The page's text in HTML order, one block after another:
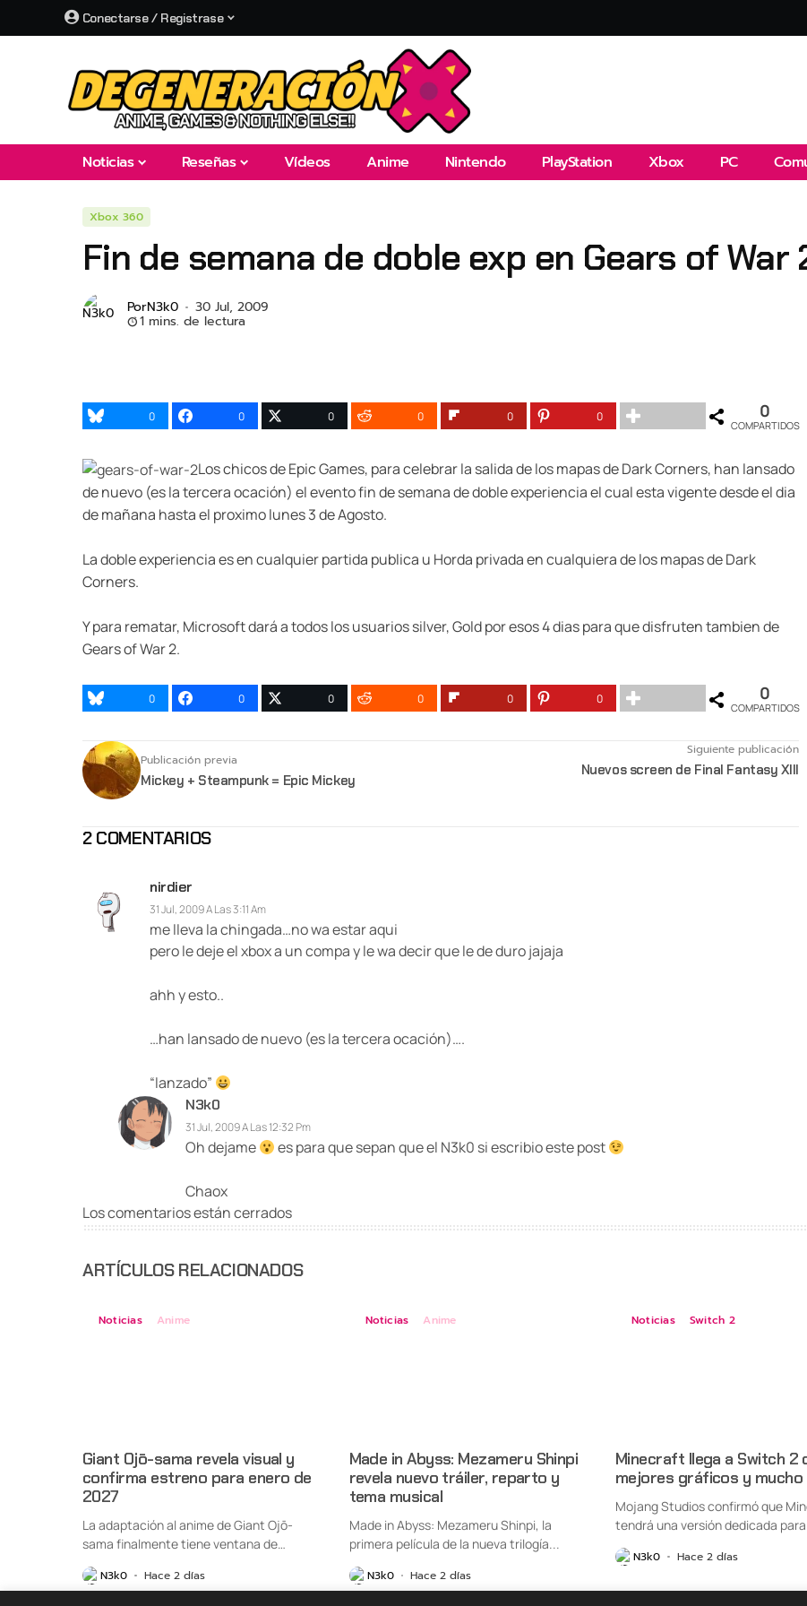
Conectarse / Registrase
Noticias Reseñas Vídeos Anime Nintendo PlayStation Xbox PC
Xbox 360
Fin de semana de doble exp en Gears of War
PorN3k0 30 Jul, 2009
1 mins. de lectura
0 0 0 0 0 0 0
COMPARTIDOS
Los chicos de Epic Games, para celebrar la salida de los mapas de Dark Corners, han lansado
de nuevo (es la tercera ocación) el evento fin de semana de doble experiencia el cual esta vigente desde el dia
de mañana hasta el proximo lunes 3 de Agosto.
La doble experiencia es en cualquier partida publica u Horda privada en cualquiera de los mapas de Dark
Corners.
Y para rematar, Microsoft dará a todos los usuarios silver, Gold por esos 4 dias para que disfruten tambien de
Gears of War 2.
0 0 0 0 0 0 0
COMPARTIDOS
Publicación previa
Mickey + Steampunk = Epic Mickey
Siguiente publicación
Nuevos screen de Final Fantasy XIII
2 COMENTARIOS
nirdier
31 Jul, 2009 A Las 3:11 Am
me lleva la chingada…no wa estar aqui
pero le deje el xbox a un compa y le wa decir que le de duro jajaja
ahh y esto..
…han lansado de nuevo (es la tercera ocación)….
“lanzado”
N3k0
31 Jul, 2009 A Las 12:32 Pm
Oh dejame es para que sepan que el N3k0 si escribio este post
Chaox
Los comentarios están cerrados
ARTÍCULOS RELACIONADOS
Noticias Anime
Giant Ojō-sama revela visual y
confirma estreno para enero de
2027
La adaptación al anime de Giant Ojō-
sama finalmente tiene ventana de
estreno....
N3k0 Hace 2 días
Noticias Anime
Made in Abyss: Mezameru Shinpi
revela nuevo tráiler, reparto y
tema musical
Made in Abyss: Mezameru Shinpi, la
primera película de la nueva trilogía...
N3k0 Hace 2 días
Noticias Switch 2
Minecraft llega a Switch 2
mejores gráficos y mucho
Mojang Studios confirmó que
tendrá una versión dedicada para
Nintendo Switch...
N3k0 Hace 2 días